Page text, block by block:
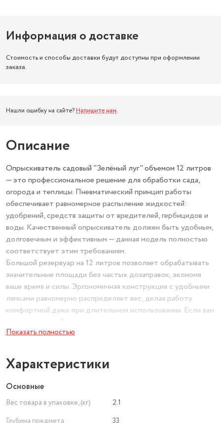
Информация о доставке
Стоимость и способы доставки будут доступны при оформлении
заказа.
Нашли ошибку на сайте? Напишите нам.
Описание
Опрыскиватель садовый "Зелёный луг" объемом 12 литров
— это профессиональное решение для обработки сада,
огорода и теплицы. Пневматический принцип работы
обеспечивает равномерное распыление жидкостей:
удобрений, средств защиты от вредителей, гербицидов и
воды. Качественный опрыскиватель должен быть удобным,
долговечным и эффективным — данная модель полностью
соответствует этим требованиям.
Большой резервуар на 12 литров позволяет обрабатывать
значительные площади без частых дозаправок, экономя
ваше время и силы. Эргономичная конструкция с удобными
лямками равномерно распределяет вес, делая работу
комфортной даже при длительном использовании. Если вам
нужен надежный опрыскиватель для цветов, комнатных
растений или рассады, эта модель обеспечит бережное и
Универсальный опрыскиватель помповый "Зелёный луг"
оснащен прочной помпой, которая создает стабильное
давление для непрерывной работы. Вам не нужно
давление в начале работы и наслаждайтесь продуктивным
процессом. Профессиональный опрыскиватель садовый
Показать полностью
Характеристики
Основные
Вес товара в упаковке, (кг)
2.1
Глубина предмета
33